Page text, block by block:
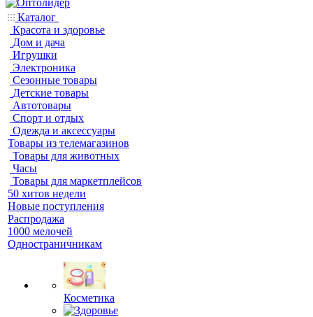
Каталог
Красота и здоровье
Дом и дача
Игрушки
Электроника
Сезонные товары
Детские товары
Автотовары
Спорт и отдых
Одежда и аксессуары
Товары из телемагазинов
Товары для животных
Часы
Товары для маркетплейсов
50 хитов недели
Новые поступления
Распродажа
1000 мелочей
Одностраничникам
Косметика